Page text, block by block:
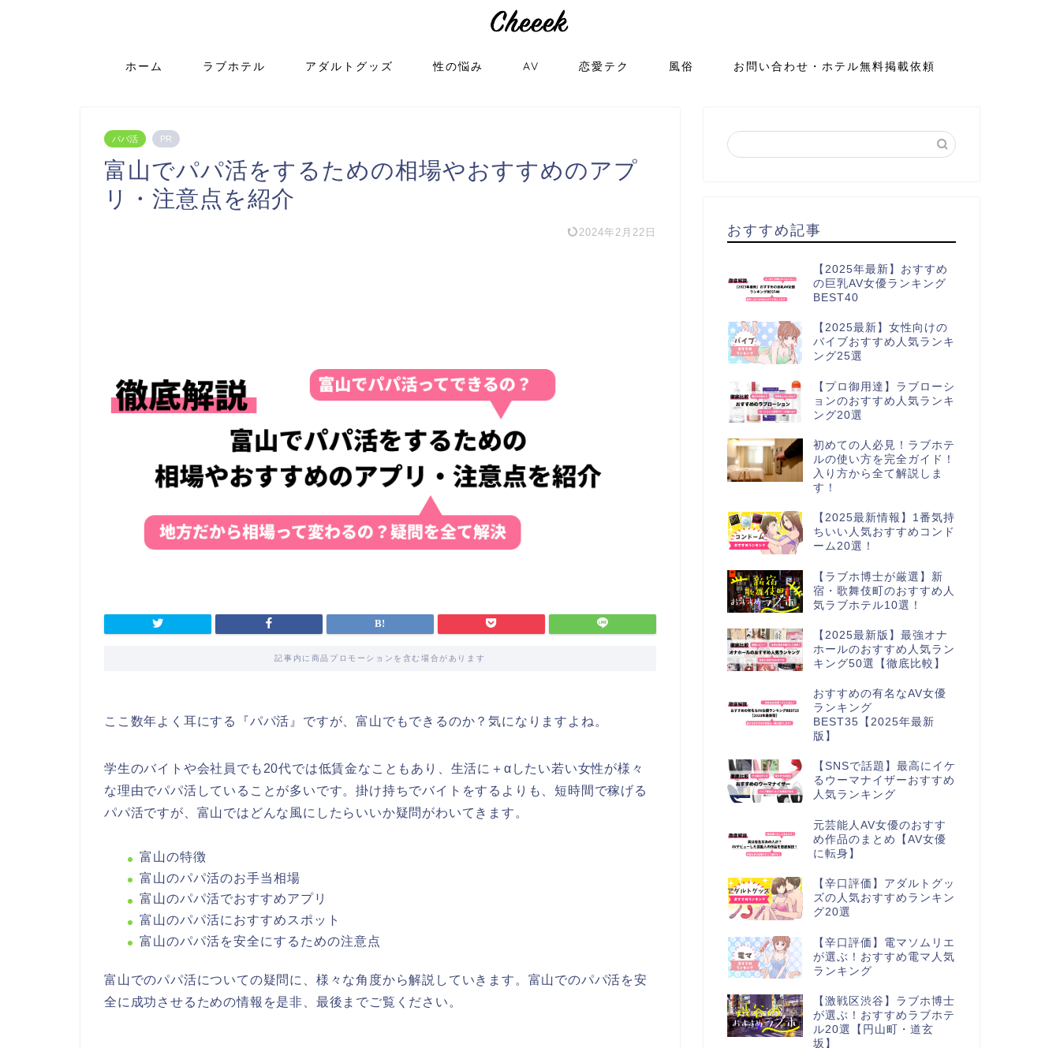
ホーム ラブホテル アダルトグッズ 性の悩み AV 恋愛テク 風俗 お問い合わせ・ホテル無料掲載依頼
パパ活 PR
富山でパパ活をするための相場やおすすめのアプ
リ・注意点を紹介
2024年2月22日
記事内に商品プロモーションを含む場合があります
ここ数年よく耳にする『パパ活』ですが、富山でもできるのか？気になりますよね。
学生のバイトや会社員でも20代では低賃金なこともあり、生活に＋αしたい若い女性が様々
な理由でパパ活していることが多いです。掛け持ちでバイトをするよりも、短時間で稼げる
パパ活ですが、富山ではどんな風にしたらいいか疑問がわいてきます。
富山の特徴
富山のパパ活のお手当相場
富山のパパ活でおすすめアプリ
富山のパパ活におすすめスポット
富山のパパ活を安全にするための注意点
富山でのパパ活についての疑問に、様々な角度から解説していきます。富山でのパパ活を安
全に成功させるための情報を是非、最後までご覧ください。
おすすめ記事
【2025年最新】おすすめ
の巨乳AV女優ランキング
BEST40
【2025最新】女性向けの
バイブおすすめ人気ランキ
ング25選
【プロ御用達】ラブローシ
ョンのおすすめ人気ランキ
ング20選
初めての人必見！ラブホテ
ルの使い方を完全ガイド！
入り方から全て解説しま
す！
【2025最新情報】1番気持
ちいい人気おすすめコンド
ーム20選！
【ラブホ博士が厳選】新
宿・歌舞伎町のおすすめ人
気ラブホテル10選！
【2025最新版】最強オナ
ホールのおすすめ人気ラン
キング50選【徹底比較】
おすすめの有名なAV女優
ランキング
BEST35【2025年最新
版】
【SNSで話題】最高にイケ
るウーマナイザーおすすめ
人気ランキング
元芸能人AV女優のおすす
め作品のまとめ【AV女優
に転身】
【辛口評価】アダルトグッ
ズの人気おすすめランキン
グ20選
【辛口評価】電マソムリエ
が選ぶ！おすすめ電マ人気
ランキング
【激戦区渋谷】ラブホ博士
が選ぶ！おすすめラブホテ
ル20選【円山町・道玄
坂】